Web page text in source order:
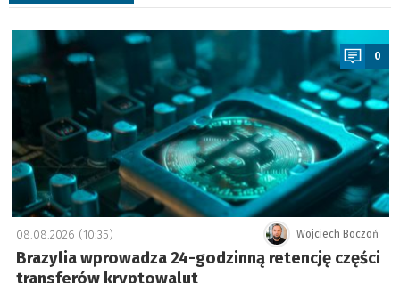
a
0
Wojciech Boczoń
08.08.2026 (10:35)
Brazylia wprowadza 24-godzinną retencję części
transferów kryptowalut